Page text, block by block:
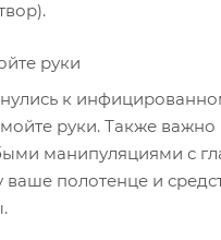
руки
к
руки. Также важно
манипуляциями с
ваше полотенце и